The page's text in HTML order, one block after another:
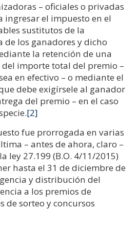
– oficiales o privadas
ingresar el impuesto en el
sustitutos de la
los ganadores y dicho
la retención de una
del importe total del premio –
en efectivo – o mediante el
debe exigírsele al ganador
del premio – en el caso
[2]
fue prorrogada en varias
– antes de ahora, claro –
ley 27.199 (B.O. 4/11/2015)
hasta el 31 de diciembre de
y distribución del
a los premios de
de sorteo y concursos